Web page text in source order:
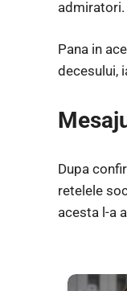
admiratori.
Pana in
decesului,
Dupa
retelele
acesta l-a